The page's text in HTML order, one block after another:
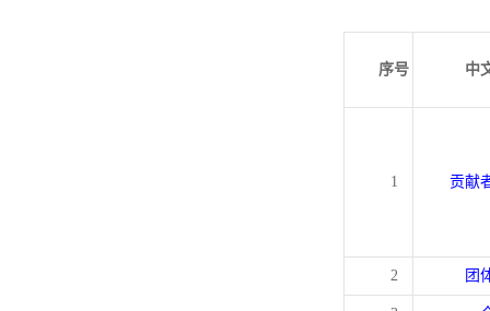
序号 中
1 贡献
2 团